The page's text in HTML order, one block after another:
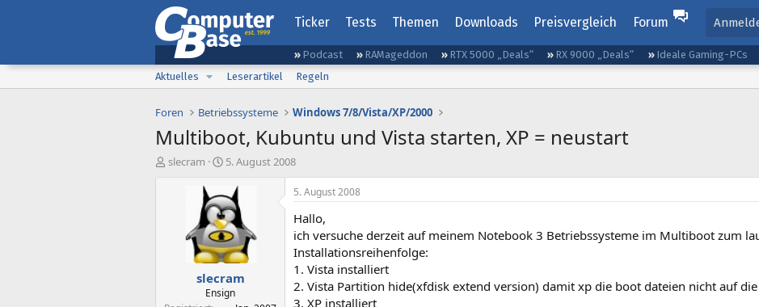
Ticker Tests Themen Downloads Preisvergleich Forum
Podcast RAMageddon RTX 5000 „Deals“ RX 9000 „Deals“ Ideale Gaming-PCs
Aktuelles
Leserartikel Regeln
Foren Betriebssysteme Windows 7/8/Vista/XP/2000
Multiboot, Kubuntu und Vista starten, XP = neustart
E
slecram
E
t
e
l
l
t
a
m
5. August 2008
slecram
Ensign
5. August 2008
Hallo,
ich versuche derzeit auf meinem Notebook 3 Betriebssysteme im Multiboot zum
Installationsreihenfolge:
1. Vista installiert
2. Vista Partition hide(xfdisk extend version) damit xp die boot dateien nicht auf
3. XP installiert